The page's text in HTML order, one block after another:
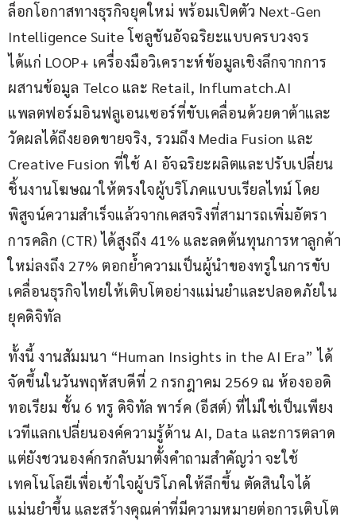
ล็อกโอกาสทางธุรกิจยุคใหม่ พร้อมเปิดตัว Next-Gen
Intelligence Suite โซลูชันอัจฉริยะแบบครบวงจร
ได้แก่ LOOP+ เครื่องมือวิเคราะห์ข้อมูลเชิงลึกจากการ
ผสานข้อมูล Telco และ Retail, Influmatch.AI
แพลตฟอร์มอินฟลูเอนเซอร์ที่ขับเคลื่อนด้วยดาต้าและ
วัดผลได้ถึงยอดขายจริง, รวมถึง Media Fusion และ
Creative Fusion ที่ใช้ AI อัจฉริยะผลิตและปรับเปลี่ยน
ชิ้นงานโฆษณาให้ตรงใจผู้บริโภคแบบเรียลไทม์ โดย
พิสูจน์ความสำเร็จแล้วจากเคสจริงที่สามารถเพิ่มอัตรา
การคลิก (CTR) ได้สูงถึง 41% และลดต้นทุนการหาลูกค้า
ใหม่ลงถึง 27% ตอกย้ำความเป็นผู้นำของทรูในการขับ
เคลื่อนธุรกิจไทยให้เติบโตอย่างแม่นยำและปลอดภัยใน
ยุคดิจิทัล
ทั้งนี้ งานสัมมนา “Human Insights in the AI Era” ได้
จัดขึ้นในวันพฤหัสบดีที่ 2 กรกฎาคม 2569 ณ ห้องออดิ
ทอเรียม ชั้น 6 ทรู ดิจิทัล พาร์ค (อีสต์) ที่ไม่ใช่เป็นเพียง
เวทีแลกเปลี่ยนองค์ความรู้ด้าน AI, Data และการตลาด
แต่ยังชวนองค์กรกลับมาตั้งคำถามสำคัญว่า จะใช้
เทคโนโลยีเพื่อเข้าใจผู้บริโภคให้ลึกขึ้น ตัดสินใจได้
แม่นยำขึ้น และสร้างคุณค่าที่มีความหมายต่อการเติบโต